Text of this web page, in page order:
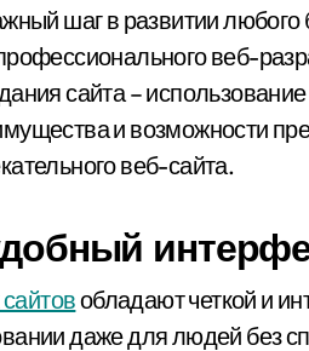
шаг в развитии
веб-
сайта –
и возможности
веб-сайта.
обладают четкой и
даже для людей без